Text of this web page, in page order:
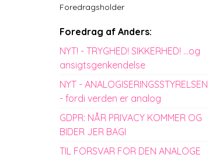
Foredragsholder
Foredrag af Anders:
NYT! - TRYGHED! SIKKERHED! ...og
ansigtsgenkendelse
NYT - ANALOGISERINGSSTYRELSEN
- fordi verden er analog
GDPR: NÅR PRIVACY KOMMER OG
BIDER JER BAGI
TIL FORSVAR FOR DEN ANALOGE